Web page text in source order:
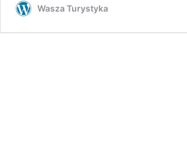
Wasza Turystyka